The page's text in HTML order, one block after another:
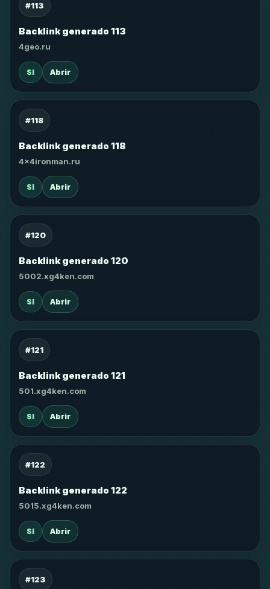
#113
Backlink generado 113
4geo.ru
SI Abrir
#118
Backlink generado 118
4x4ironman.ru
SI Abrir
#120
Backlink generado 120
5002.xg4ken.com
SI Abrir
#121
Backlink generado 121
501.xg4ken.com
SI Abrir
#122
Backlink generado 122
5015.xg4ken.com
SI Abrir
#123